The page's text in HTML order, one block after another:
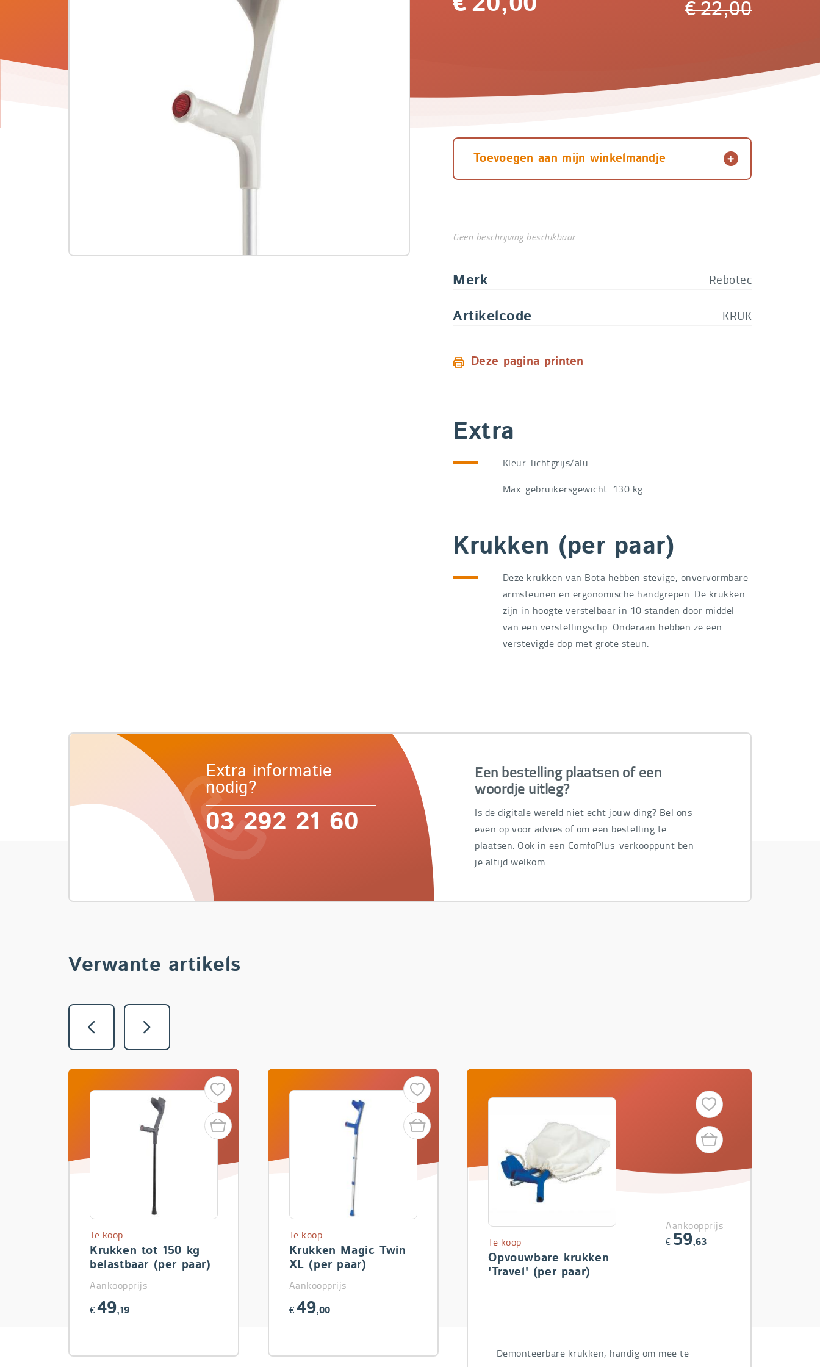
€ 20,00 €22,00
(per
Toevoegen aan mijn winkelmandje
Geen beschrijving beschikbaar
Merk Rebotec
Artikelcode KRUK
Deze pagina printen
Extra
Kleur: lichtgrijs/alu
Max. gebruikersgewicht: 130 kg
Krukken (per paar)
Deze krukken van Bota hebben stevige, onvervormbare
armsteunen en ergonomische handgrepen. De krukken
zijn in hoogte verstelbaar in 10 standen door middel
van een verstellingsclip. Onderaan hebben ze een
verstevigde dop met grote steun.
Extra informatie
nodig?
03 292 21 60
Een bestelling plaatsen of een
woordje uitleg?
Is de digitale wereld niet echt jouw ding? Bel ons
even op voor advies of om een bestelling te
plaatsen. Ook in een ComfoPlus-verkooppunt ben
je altijd welkom.
Verwante artikels
Vorige Volgende
Krukken tot 150 kg
belastbaar (per paar)
Te koop
Aankoopprijs
€ 49,19
Krukken Magic Twin
XL (per paar)
Te koop
Aankoopprijs
€ 49,00
Opvouwbare krukken
'Travel' (per paar)
Te koop
,63
Aankoopprijs
€ 59,63
Demonteerbare krukken, handig om mee te